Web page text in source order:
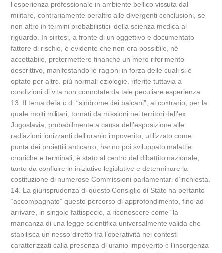
l’esperienza professionale in ambiente bellico vissuta dal
militare, contrariamente peraltro alle divergenti conclusioni, se
non altro in termini probabilistici, della scienza medica al
riguardo. In sintesi, a fronte di un oggettivo e documentato
fattore di rischio, è evidente che non era possibile, né
accettabile, pretermettere finanche un mero riferimento
descrittivo, manifestando le ragioni in forza delle quali si è
optato per altre, più normali eziologie, riferite tuttavia a
condizioni di vita non connotate da tale peculiare esperienza.
13. Il tema della c.d. “sindrome dei balcani”, al contrario, per la
quale molti militari, tornati da missioni nei territori dell’ex
Jugoslavia, probabilmente a causa dell’esposizione alle
radiazioni ionizzanti dell’uranio impoverito, utilizzato come
punta dei proiettili anticarro, hanno poi sviluppato malattie
croniche e terminali, è stato al centro del dibattito nazionale,
tanto da confluire in iniziative legislative e determinare la
costituzione di numerose Commissioni parlamentari d’inchiesta.
14. La giurisprudenza di questo Consiglio di Stato ha pertanto
“accompagnato” questo percorso di approfondimento, fino ad
arrivare, in singole fattispecie, a riconoscere come “la
mancanza di una legge scientifica universalmente valida che
stabilisca un nesso diretto fra l’operatività nei contesti
caratterizzati dalla presenza di uranio impoverito e l’insorgenza